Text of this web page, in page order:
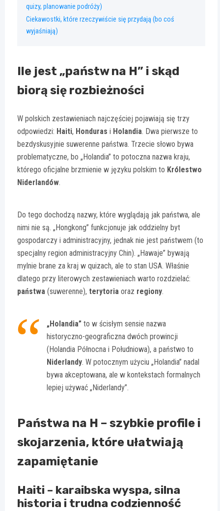
quizy, planowanie podróży)
Ciekawostki, które rzeczywiście się przydają (bo coś
wyjaśniają)
Ile jest „państw na H” i skąd
biorą się rozbieżności
W polskich zestawieniach najczęściej pojawiają się trzy
odpowiedzi: Haiti, Honduras i Holandia. Dwa pierwsze to
bezdyskusyjnie suwerenne państwa. Trzecie słowo bywa
problematyczne, bo „Holandia” to potoczna nazwa kraju,
którego oficjalne brzmienie w języku polskim to Królestwo
Niderlandów.
Do tego dochodzą nazwy, które wyglądają jak państwa, ale
nimi nie są. „Hongkong” funkcjonuje jak oddzielny byt
gospodarczy i administracyjny, jednak nie jest państwem (to
specjalny region administracyjny Chin). „Hawaje” bywają
mylnie brane za kraj w quizach, ale to stan USA. Właśnie
dlatego przy literowych zestawieniach warto rozdzielać:
państwa (suwerenne), terytoria oraz regiony.
„Holandia” to w ścisłym sensie nazwa
historyczno-geograficzna dwóch prowincji
(Holandia Północna i Południowa), a państwo to
Niderlandy. W potocznym użyciu „Holandia” nadal
bywa akceptowana, ale w kontekstach formalnych
lepiej używać „Niderlandy”.
Państwa na H – szybkie profile i
skojarzenia, które ułatwiają
zapamiętanie
Haiti – karaibska wyspa, silna
historia i trudna codzienność